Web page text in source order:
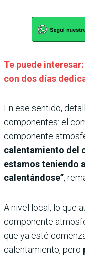
Te puede
con dos días
En ese sentido,
componentes: el
componente
calentamiento del
estamos teniendo
calentándose”,
A nivel local, lo que
componente
que ya esté
calentamiento, pero